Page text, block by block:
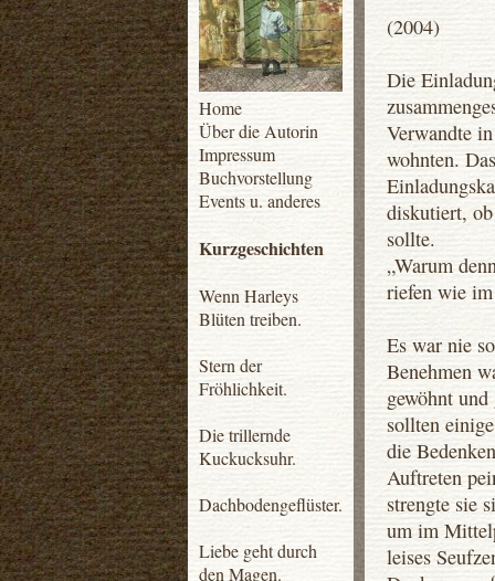
Home
Über die Autorin
Impressum
Buchvorstellung
Events u. anderes
Kurzgeschichten
Wenn Harleys
Blüten treiben.
Stern der
Fröhlichkeit.
Die trillernde
Kuckucksuhr.
Dachbodengeflüster.
Liebe geht durch
den Magen.
(2004)
Die
Verwandte
wohnten.
diskutiert,
sollte.
„Warum
riefen wie
Es war nie
Benehmen
gewöhnt
sollten
die
Auftreten
strengte sie
um im
leises